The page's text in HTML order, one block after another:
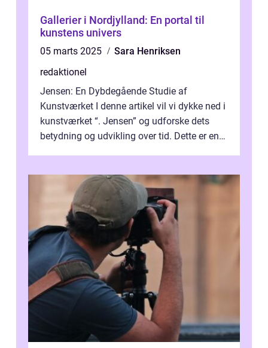
Gallerier i Nordjylland: En portal til
kunstens univers
05 marts 2025
Sara Henriksen
redaktionel
Jensen: En Dybdegående Studie af
Kunstværket I denne artikel vil vi dykke ned i
kunstværket “. Jensen” og udforske dets
betydning og udvikling over tid. Dette er en